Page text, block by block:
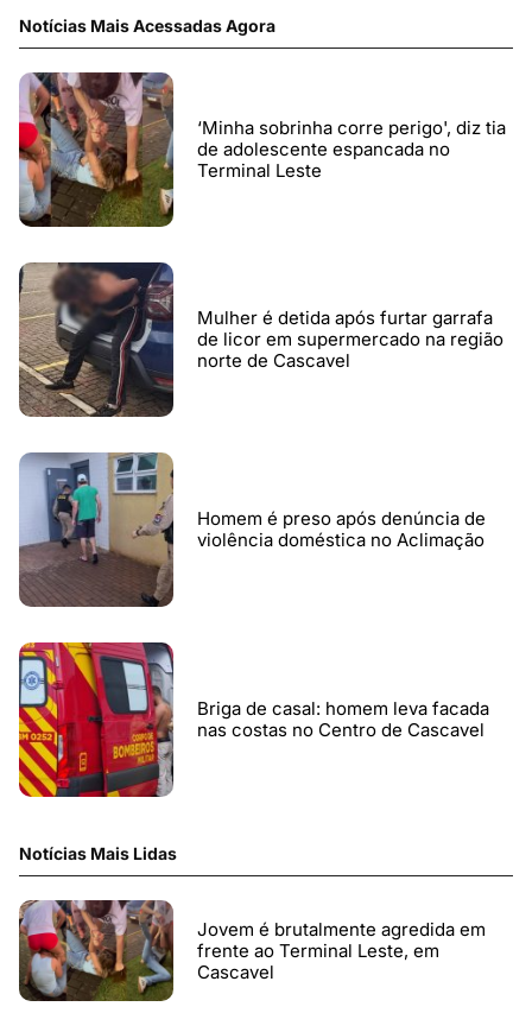
Notícias Mais Acessadas Agora
‘Minha sobrinha corre perigo', diz tia
de adolescente espancada no
Terminal Leste
Mulher é detida após furtar garrafa
de licor em supermercado na região
norte de Cascavel
Homem é preso após denúncia de
violência doméstica no Aclimação
Briga de casal: homem leva facada
nas costas no Centro de Cascavel
Notícias Mais Lidas
Jovem é brutalmente agredida em
frente ao Terminal Leste, em
Cascavel